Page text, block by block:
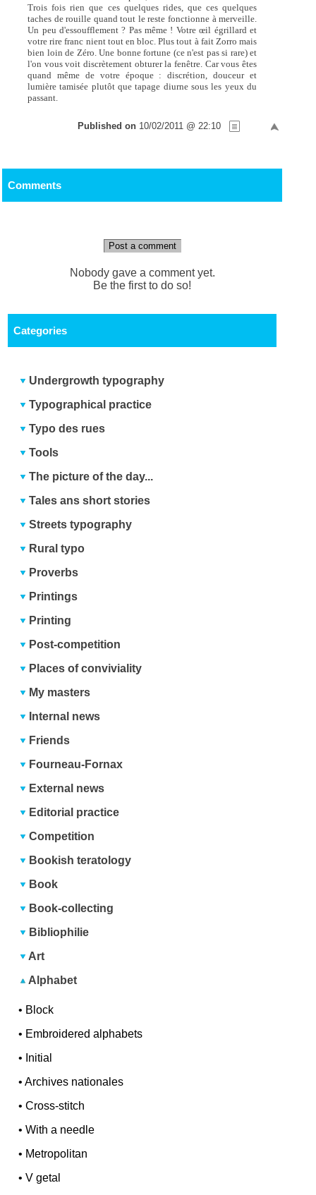
Trois fois rien que ces quelques rides, que ces quelques
taches de rouille quand tout le reste fonctionne à merveille.
Un peu d'essoufflement ? Pas même ! Votre œil égrillard et
votre rire franc nient tout en bloc. Plus tout à fait Zorro mais
bien loin de Zéro. Une bonne fortune (ce n'est pas si rare) et
l'on vous voit discrètement obturer la fenêtre. Car vous êtes
quand même de votre époque : discrétion, douceur et
lumière tamisée plutôt que tapage diurne sous les yeux du
passant.
Published on 10/02/2011 @ 22:10
Comments
Post a comment
Nobody gave a comment yet.
Be the first to do so!
Categories
Undergrowth typography
Typographical practice
Typo des rues
Tools
The picture of the day...
Tales ans short stories
Streets typography
Rural typo
Proverbs
Printings
Printing
Post-competition
Places of conviviality
My masters
Internal news
Friends
Fourneau-Fornax
External news
Editorial practice
Competition
Bookish teratology
Book
Book-collecting
Bibliophilie
Art
Alphabet
• Block
• Embroidered alphabets
• Initial
•Archives nationales
•Cross-stitch
•With a needle
• Metropolitan
•V getal